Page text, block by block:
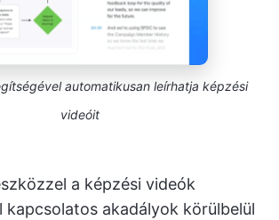
automatikusan leírhatja képzési
videóit
a képzési videók
kapcsolatos akadályok körülbelül